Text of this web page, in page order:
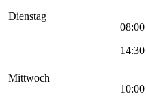
Dienstag
Mittwoch